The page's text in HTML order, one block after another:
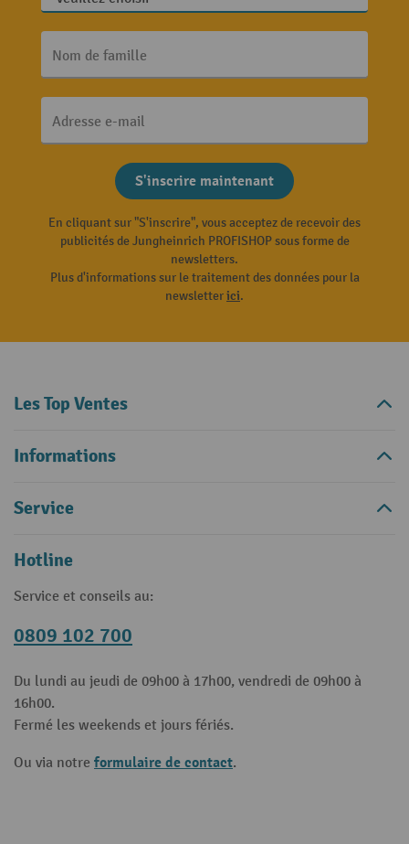
Nom de famille
Adresse e-mail
S'inscrire maintenant
En cliquant sur "S'inscrire", vous acceptez de recevoir des
publicités de Jungheinrich PROFISHOP sous forme de
newsletters.
Plus d'informations sur le traitement des données pour la
newsletterici.
Les Top Ventes
Informations
Service
Hotline
Service et conseils au:
0809 102 700
Du lundi au jeudi de 09h00 à 17h00, vendredi de 09h00 à
16h00.
Fermé les weekends et jours fériés.
Ou via notre formulaire de contact.